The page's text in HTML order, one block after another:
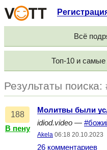
Всё
Топ-10 и
Результаты
188
В пену
Молитвы были
idiod.video —
Akela 06:18 20.10.2023
26 комментариев